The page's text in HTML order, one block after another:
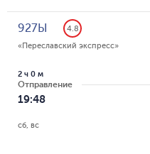
927Ы
4.8
«Переславский экспресс»
Отправление
19:48
2 ч 0 м
сб, вс